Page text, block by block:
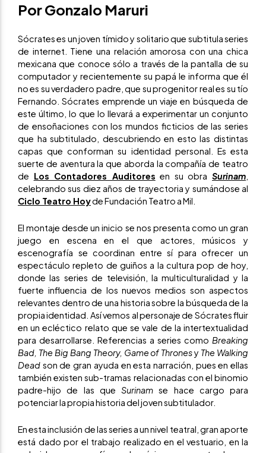
Por Gonzalo Maruri
Sócrates es un joven tímido y solitario que subtitula series
de internet. Tiene una relación amorosa con una chica
mexicana que conoce sólo a través de la pantalla de su
computador y recientemente su papá le informa que él
no es su verdadero padre, que su progenitor real es su tío
Fernando. Sócrates emprende un viaje en búsqueda de
este último, lo que lo llevará a experimentar un conjunto
de ensoñaciones con los mundos ficticios de las series
que ha subtitulado, descubriendo en esto las distintas
capas que conforman su identidad personal. Es esta
suerte de aventura la que aborda la compañía de teatro
de Los Contadores Auditores en su obraSurinam
celebrando sus diez años de trayectoria y sumándose al
Ciclo Teatro Hoyde Fundación Teatro a Mil.
El montaje desde un inicio se nos presenta como un gran
juego en escena en el que actores, músicos y
escenografía se coordinan entre sí para ofrecer un
espectáculo repleto de guiños a la cultura pop de hoy,
donde las series de televisión, la multiculturalidad y la
fuerte influencia de los nuevos medios son aspectos
relevantes dentro de una historia sobre la búsqueda de la
propia identidad. Así vemos al personaje de Sócrates fluir
en un ecléctico relato que se vale de la intertextualidad
para desarrollarse. Referencias a series como Breaking
Bad, The Big Bang Theory, Game of Thronesy The Walking
Dead son de gran ayuda en esta narración, pues en ellas
también existen sub-tramas relacionadas con el binomio
padre-hijo de las que Surinam se hace cargo para
potenciar la propia historia del joven subtitulador.
En esta inclusión de las series a un nivel teatral, gran aporte
está dado por el trabajo realizado en el vestuario, en la